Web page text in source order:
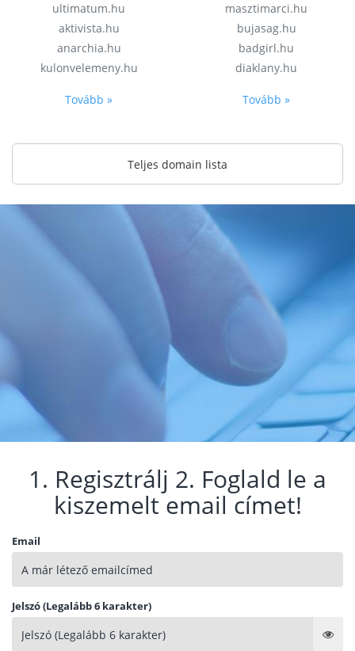
ultimatum.hu
aktivista.hu
anarchia.hu
kulonvelemeny.hu
Tovább »
masztimarci.hu
bujasag.hu
badgirl.hu
diaklany.hu
Tovább »
Teljes domain lista
1. Regisztrálj 2. Foglald le a
kiszemelt email címet!
Email
Jelszó (Legalább 6 karakter)